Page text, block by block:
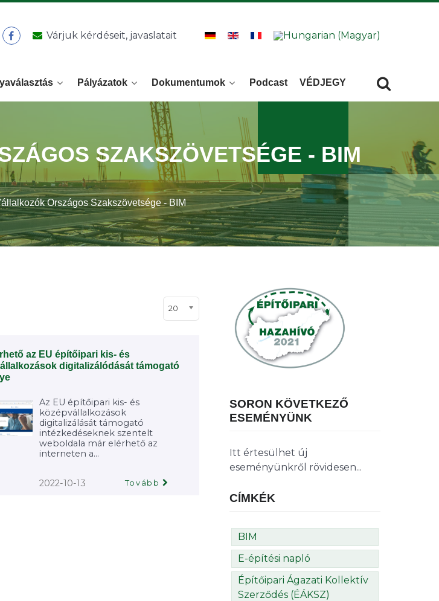
Várjuk kérdéseit, javaslatait
Pályázatok Dokumentumok Podcast VÉDJEGY
Országos Szakszövetsége - BIM
SZAKSZÖVETSÉGE - BIM
Tételek #
20
az EU építőipari kis- és
digitalizálódását támogató
Az EU építőipari kis- és
középvállalkozások
digitalizálását támogató
intézkedéseknek szentelt
weboldala már elérhető az
interneten a...
2022-10-13 Tovább
SORON KÖVETKEZŐ
ESEMÉNYÜNK
Itt értesülhet új
eseményünkről rövidesen...
CÍMKÉK
BIM
E-építési napló
Építőipari Ágazati Kollektív
Szerződés (ÉÁKSZ)